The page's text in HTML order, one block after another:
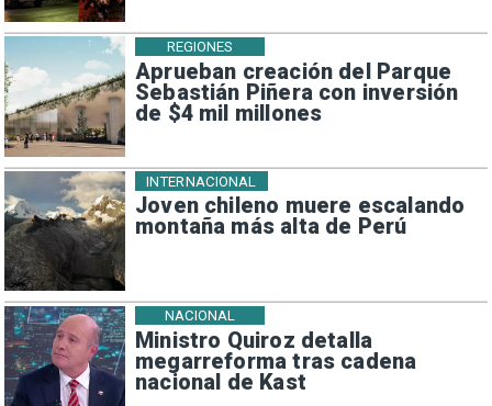
Aprueban creación del Parque
Sebastián Piñera con inversión
de $4 mil millones
REGIONES
Joven chileno muere escalando
montaña más alta de Perú
INTERNACIONAL
Ministro Quiroz detalla
megarreforma tras cadena
nacional de Kast
NACIONAL